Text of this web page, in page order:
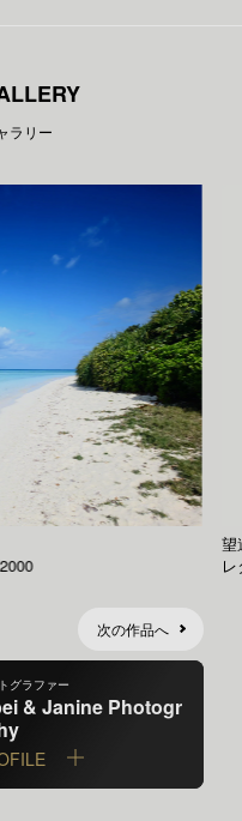
ラリー
望
次の作品へ
グラファー
& Janine Photogr